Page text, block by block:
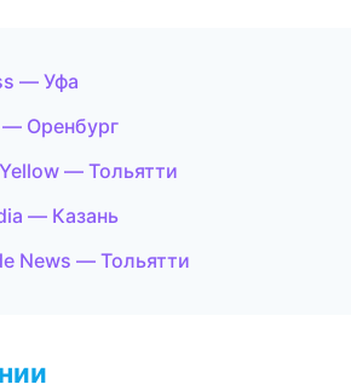
— Уфа
— Оренбург
— Тольятти
— Казань
News — Тольятти